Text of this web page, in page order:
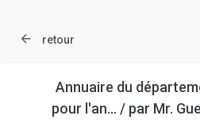
retour
Annuaire du
pour l'an... / par Mr.